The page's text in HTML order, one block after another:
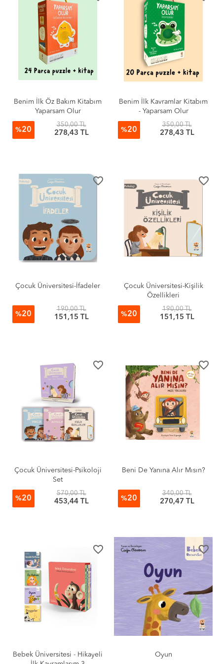
Benim İlk Öz Bakım Kitabım
Yaparsam Olur
%20
350,00 TL
278,43 TL
Benim İlk Kavramlar Kitabım
- Yaparsam Olur
%20
350,00 TL
278,43 TL
favorite_border
Çocuk Üniversitesi-İfadeler
%20
190,00 TL
151,15 TL
favorite_border
Çocuk Üniversitesi-Kişilik
Özellikleri
%20
190,00 TL
151,15 TL
favorite_border
Çocuk Üniversitesi-Psikoloji
Set
%20
570,00 TL
453,44 TL
favorite_border
Beni De Yanına Alır Mısın?
%20
340,00 TL
270,47 TL
favorite_border
Bebek Üniversitesi - Hikayeli
favorite_border
Oyun